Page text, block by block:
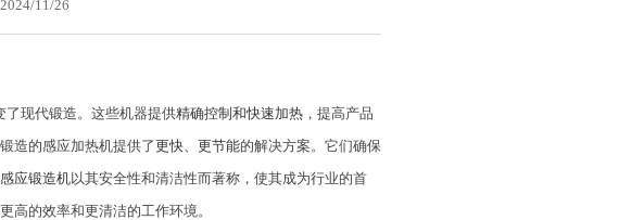
2024/11/26
现代锻造。这些机器提供精确控制和快速加热，提高产品
造的感应加热机提供了更快、更节能的解决方案。它们确保
应锻造机以其安全性和清洁性而著称，使其成为行业的首
高的效率和更清洁的工作环境。